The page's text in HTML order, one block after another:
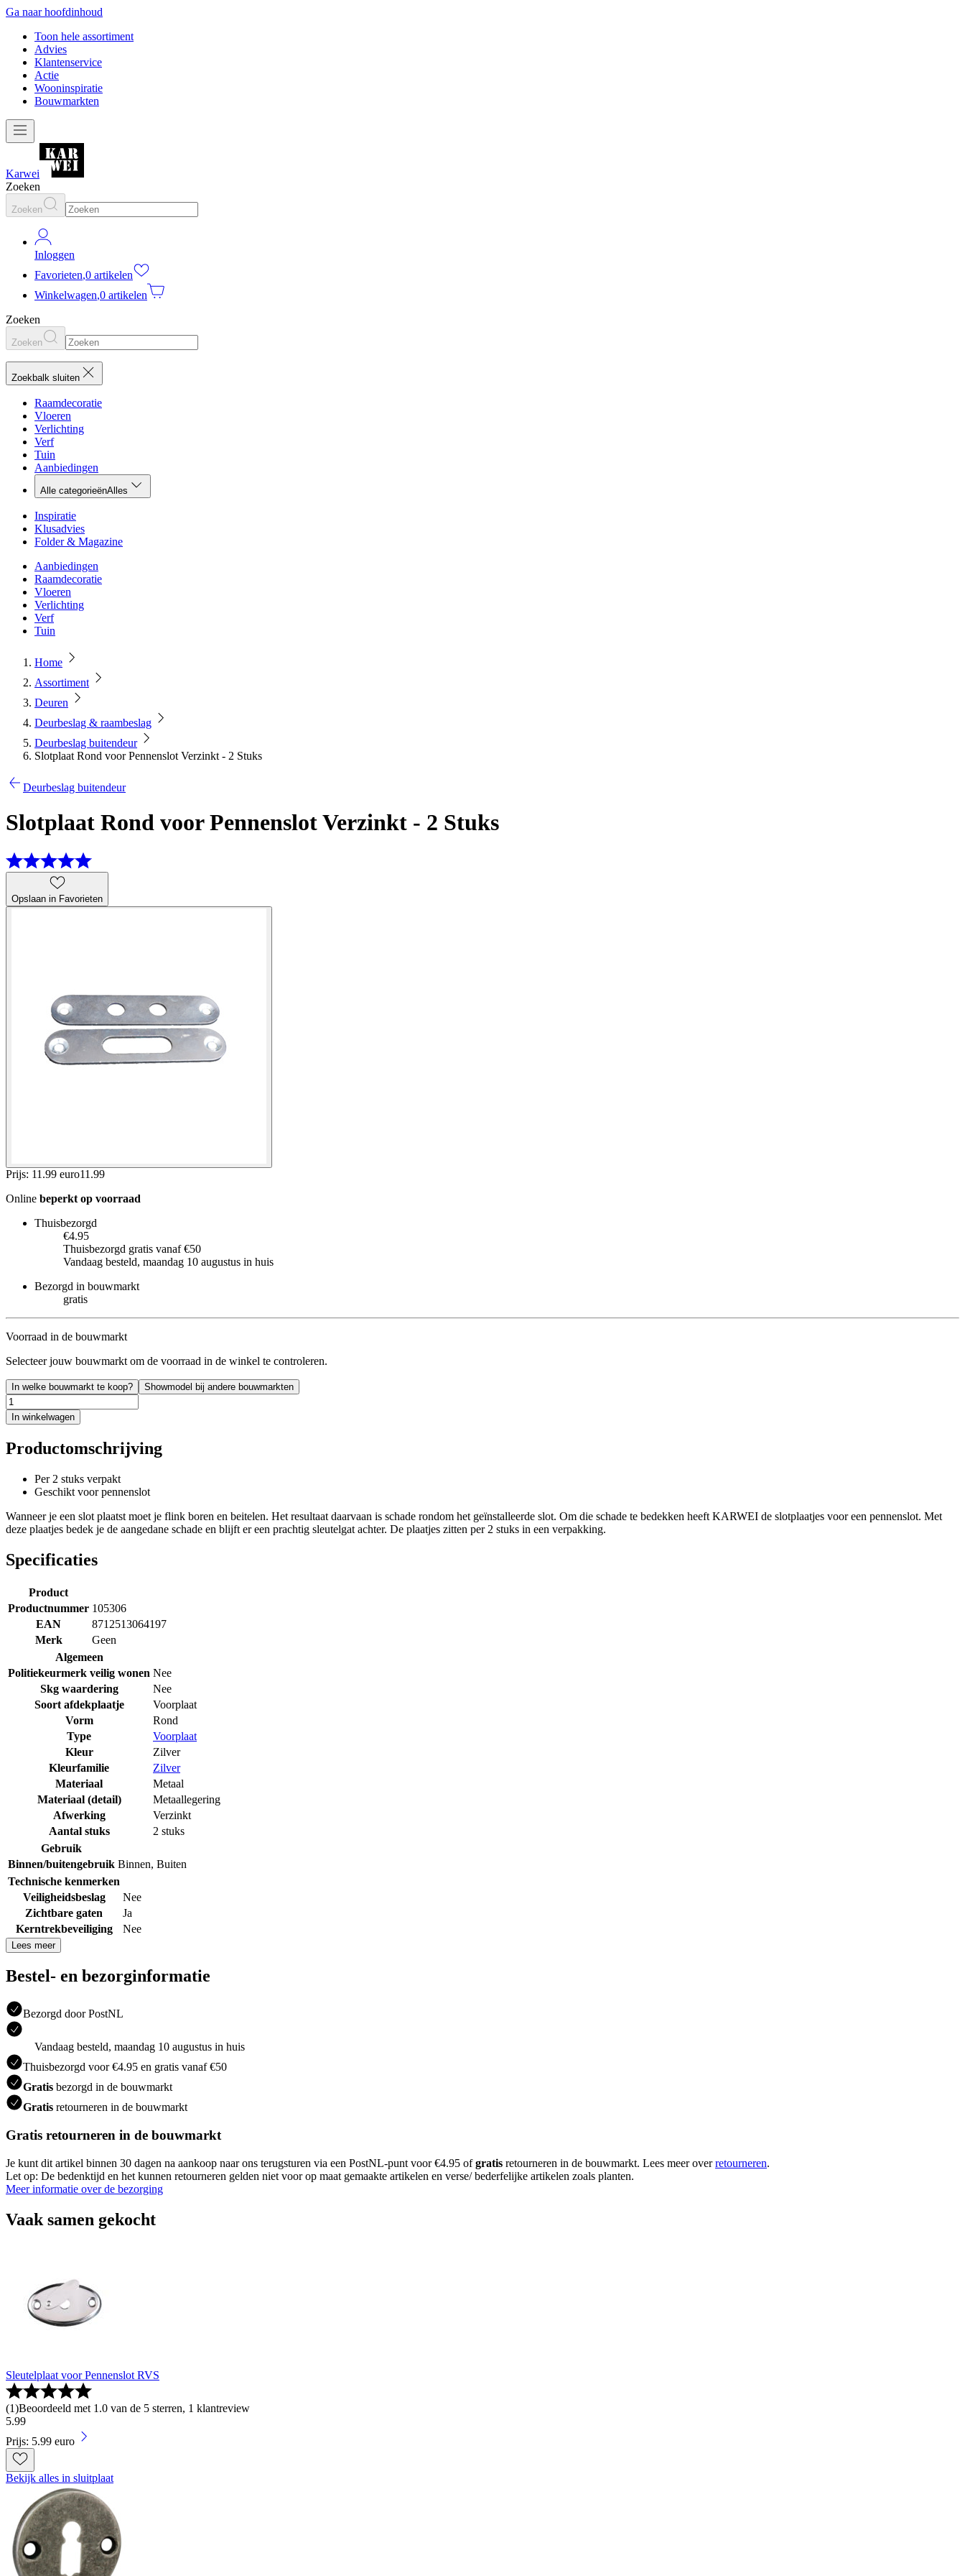
Ga naar hoofdinhoud
Toon hele assortiment
Advies
Klantenservice
Actie
Wooninspiratie
Bouwmarkten
Karwei
Zoeken
Zoeken
Inloggen
Favorieten,0 artikelen
Winkelwagen,0 artikelen
Zoeken
Zoeken
Zoekbalk sluiten
Raamdecoratie
Vloeren
Verlichting
Verf
Tuin
Aanbiedingen
Alle categorieënAlles
Inspiratie
Klusadvies
Folder & Magazine
Aanbiedingen
Raamdecoratie
Vloeren
Verlichting
Verf
Tuin
Home
Assortiment
Deuren
Deurbeslag & raambeslag
Deurbeslag buitendeur
Slotplaat Rond voor Pennenslot Verzinkt - 2 Stuks
Deurbeslag buitendeur
Slotplaat Rond voor Pennenslot Verzinkt - 2 Stuks
Opslaan in Favorieten
Prijs: 11.99 euro11 .99
Online beperkt op voorraad
Thuisbezorgd
€4.95
Thuisbezorgd gratis vanaf €50
Vandaag besteld, maandag 10 augustus in huis
Bezorgd in bouwmarkt
gratis
Voorraad in de bouwmarkt
Selecteer jouw bouwmarkt om de voorraad in de winkel te controleren.
In welke bouwmarkt te koop? Showmodel bij andere bouwmarkten
In winkelwagen
Productomschrijving
Per 2 stuks verpakt
Geschikt voor pennenslot
Wanneer je een slot plaatst moet je flink boren en beitelen. Het resultaat daarvaan is schade rondom het geïnstalleerde slot. Om die schade te bedekken heeft KARWEI de slotplaatjes voor een pennenslot. Met
deze plaatjes bedek je de aangedane schade en blijft er een prachtig sleutelgat achter. De plaatjes zitten per 2 stuks in een verpakking.
Specificaties
Product
Productnummer 105306
EAN
8712513064197
Merk
Geen
Algemeen
Politiekeurmerk veilig wonen Nee
Skg waardering
Nee
Soort afdekplaatje
Voorplaat
Vorm
Rond
Type
Voorplaat
Kleur
Zilver
Kleurfamilie
Zilver
Materiaal
Metaal
Materiaal (detail)
Metaallegering
Afwerking
Verzinkt
Aantal stuks
2 stuks
Gebruik
Binnen/buitengebruik Binnen, Buiten
Technische kenmerken
Veiligheidsbeslag
Nee
Zichtbare gaten
Ja
Kerntrekbeveiliging
Nee
Lees meer
Bestel- en bezorginformatie
Bezorgd door PostNL
Vandaag besteld, maandag 10 augustus in huis
Thuisbezorgd voor €4.95 en gratis vanaf €50
Gratis bezorgd in de bouwmarkt
Gratis retourneren in de bouwmarkt
Gratis retourneren in de bouwmarkt
Je kunt dit artikel binnen 30 dagen na aankoop naar ons terugsturen via een PostNL-punt voor €4.95 ofgratis retourneren in de bouwmarkt. Lees meer overretourneren.
Let op: De bedenktijd en het kunnen retourneren gelden niet voor op maat gemaakte artikelen en verse/ bederfelijke artikelen zoals planten.
Meer informatie over de bezorging
Vaak samen gekocht
Sleutelplaat voor Pennenslot RVS
(1)Beoordeeld met 1.0 van de 5 sterren, 1 klantreview
5.99
Prijs: 5.99 euro
Bekijk alles in sluitplaat